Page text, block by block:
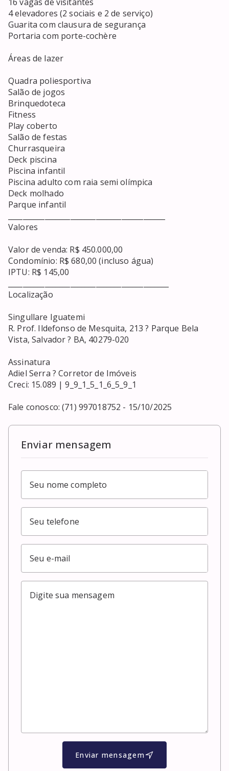
4 elevadores (2 sociais e 2 de serviço)
Guarita com clausura de segurança
Portaria com porte-cochère
Áreas de lazer
Quadra poliesportiva
Salão de jogos
Brinquedoteca
Fitness
Play coberto
Salão de festas
Churrasqueira
Deck piscina
Piscina infantil
Piscina adulto com raia semi olímpica
Deck molhado
Parque infantil
Valores
Valor de venda: R$ 450.000,00
Condomínio: R$ 680,00 (incluso água)
IPTU: R$ 145,00
Localização
Singullare Iguatemi
R. Prof. Ildefonso de Mesquita, 213 ? Parque Bela
Vista, Salvador ? BA, 40279-020
Assinatura
Adiel Serra ? Corretor de Imóveis
Creci: 15.089 | 9_9_1_5_1_6_5_9_1
Fale conosco: (71) 997018752 - 15/10/2025
Enviar mensagem
Enviar mensagem